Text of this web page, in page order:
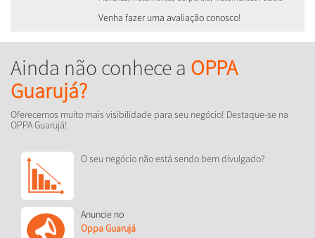
Venha fazer uma avaliação conosco!
Ainda não conhece a OPPA
Guarujá?
Oferecemos muito mais visibilidade para seu negócio! Destaque-se na
OPPA Guarujá!
O seu negócio não está sendo bem divulgado?
Anuncie no
Oppa Guarujá